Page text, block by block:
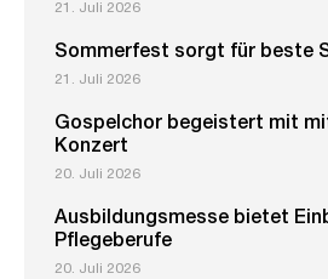
21. Juli 2026
Sommerfest sorgt für beste
21. Juli 2026
Gospelchor begeistert mit
Konzert
20. Juli 2026
Ausbildungsmesse bietet
Pflegeberufe
20. Juli 2026